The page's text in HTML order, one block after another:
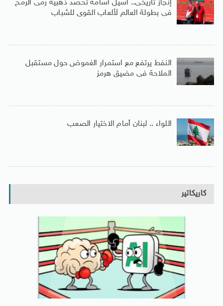
إنجاز تاريخى.. أسيل أسامة تحصد ذهبية رمى الرمح
فى بطولة العالم لألعاب القوى للشباب
النفط يرتفع مع استمرار الغموض حول مستقبل
الملاحة فى مضيق هرمز
اللواء .. لبنان أمام الاختيار الصعب
كاريكاتير